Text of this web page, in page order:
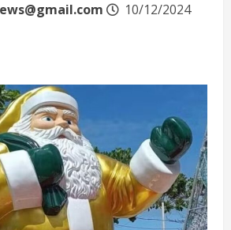
10/12/2024